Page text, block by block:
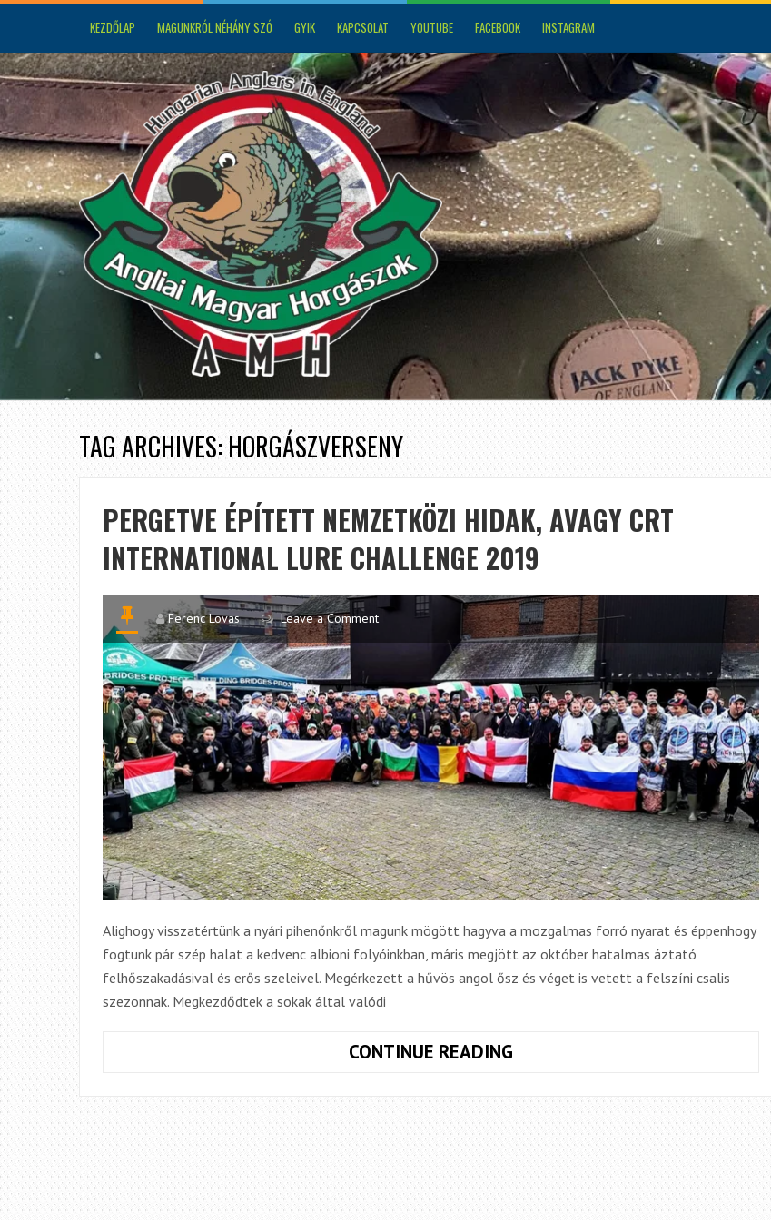
KEZDŐLAP MAGUNKRÓL NÉHÁNY SZÓ GYIK KAPCSOLAT YOUTUBE FACEBOOK INSTAGRAM
TAG ARCHIVES: HORGÁSZVERSENY
PERGETVE ÉPÍTETT NEMZETKÖZI HIDAK, AVAGY CRT
INTERNATIONAL LURE CHALLENGE 2019
Ferenc Lovas Leave a Comment
Alighogy visszatértünk a nyári pihenőnkről magunk mögött hagyva a mozgalmas forró nyarat és éppenhogy
fogtunk pár szép halat a kedvenc albioni folyóinkban, máris megjött az október hatalmas áztató
felhőszakadásival és erős szeleivel. Megérkezett a hűvös angol ősz és véget is vetett a felszíni csalis
szezonnak. Megkezdődtek a sokak által valódi
CONTINUE READINGPERGETVE
NEMZETKÖZI
HIDAK,
AVAGY
CRT
INTERNATIONAL